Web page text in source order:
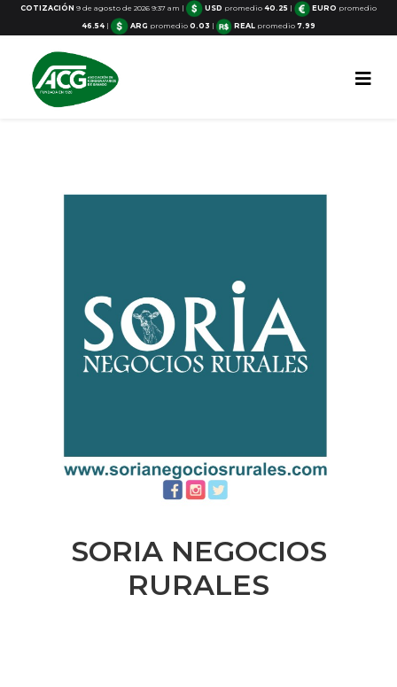
COTIZACIÓN 9 de agosto de 2026 9:37 am | USD promedio40.25 | EURO promedio
46.54 | ARG promedio 0.03 | REALpromedio 7.99
SORIA NEGOCIOS
RURALES